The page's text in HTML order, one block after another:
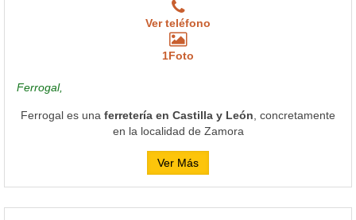
Ver teléfono
1Foto
Ferrogal,
Ferrogal es una ferretería en Castilla y León , concretamente
en la localidad de Zamora
Ver Más